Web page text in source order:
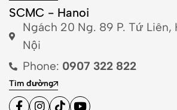
SCMC - Hanoi
Ngách 20 Ng. 89 P. Tứ Liên,
Nội
Phone: 0907 322 822
Tìm đường